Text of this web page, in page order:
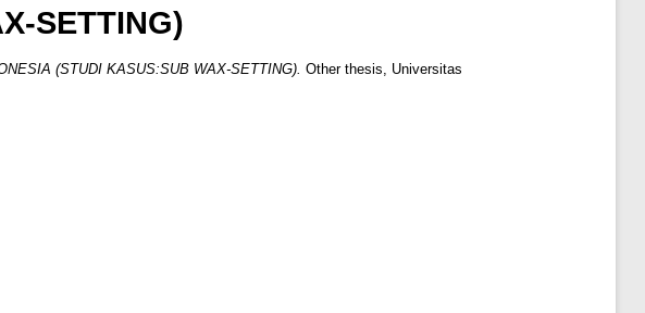
SETTING)
(STUDI KASUS:SUB WAX-SETTING). Other thesis, Universitas